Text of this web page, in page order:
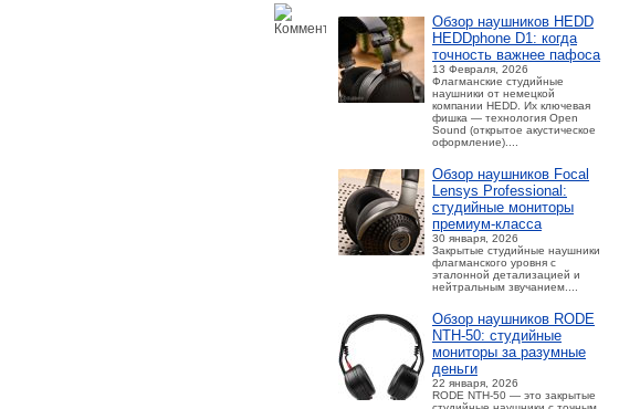
Обзор наушников HEDD
HEDDphone D1: когда
точность важнее пафоса
13 Февраля, 2026
Флагманские студийные
наушники от немецкой
компании HEDD. Их ключевая
фишка — технология Open
Sound (открытое акустическое
оформление)....
Обзор наушников Focal
Lensys Professional:
студийные мониторы
премиум‑класса
30 января, 2026
Закрытые студийные наушники
флагманского уровня с
эталонной детализацией и
нейтральным звучанием....
Обзор наушников RODE
NTH-50: студийные
мониторы за разумные
деньги
22 января, 2026
RODE NTH-50 — это закрытые